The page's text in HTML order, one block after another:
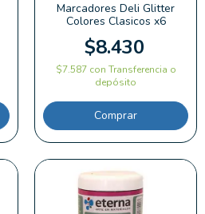
Marcadores Deli Glitter
Colores Clasicos x6
$8.430
$7.587 con Transferencia o
depósito